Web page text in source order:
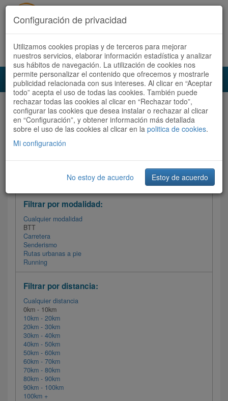
Acceder Registrate ahora Español | Català
Audioruta Todas las rutas
Todas las rutas Ordenar por:Más recientes
Filtrar las rutas
Filtrar por modalidad:
Cualquier modalidad
BTT
Carretera
Senderismo
Rutas urbanas a pie
Running
Filtrar por distancia:
Cualquier distancia
0km - 10km
10km - 20km
20km - 30km
30km - 40km
40km - 50km
50km - 60km
60km - 70km
70km - 80km
80km - 90km
90km - 100km
100km +
Configuración de privacidad
Utilizamos cookies propias y de terceros para mejorar
nuestros servicios, elaborar información estadística y analizar
sus hábitos de navegación. La utilización de cookies nos
permite personalizar el contenido que ofrecemos y mostrarle
publicidad relacionada con sus intereses. Al clicar en “Aceptar
todo” acepta el uso de todas las cookies. También puede
rechazar todas las cookies al clicar en “Rechazar todo”,
configurar las cookies que desea instalar o rechazar al clicar
en “Configuración”, y obtener información más detallada
sobre el uso de las cookies al clicar en la politica de cookies.
Mi configuración
No estoy de acuerdo Estoy de acuerdo